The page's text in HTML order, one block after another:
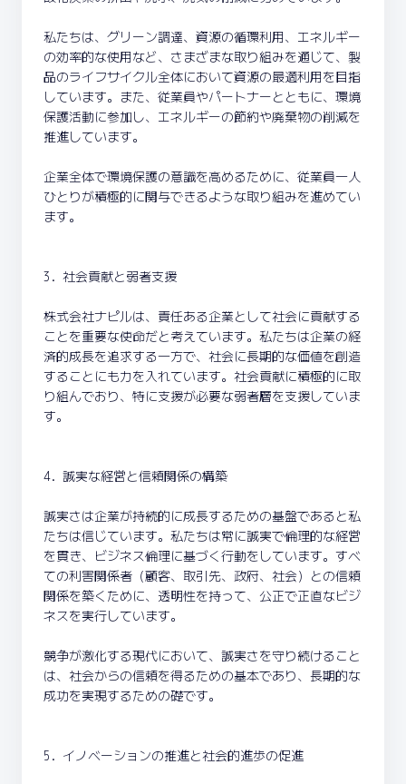
私たちは、グリーン調達、資源の循環利用、エネルギー
の効率的な使用など、さまざまな取り組みを通じて、製
品のライフサイクル全体において資源の最適利用を目指
しています。また、従業員やパートナーとともに、環境
保護活動に参加し、エネルギーの節約や廃棄物の削減を
推進しています。
企業全体で環境保護の意識を高めるために、従業員一人
ひとりが積極的に関与できるような取り組みを進めてい
ます。
3. 社会貢献と弱者支援
株式会社ナピルは、責任ある企業として社会に貢献する
ことを重要な使命だと考えています。私たちは企業の経
済的成長を追求する一方で、社会に長期的な価値を創造
することにも力を入れています。社会貢献に積極的に取
り組んでおり、特に支援が必要な弱者層を支援していま
す。
4. 誠実な経営と信頼関係の構築
誠実さは企業が持続的に成長するための基盤であると私
たちは信じています。私たちは常に誠実で倫理的な経営
を貫き、ビジネス倫理に基づく行動をしています。すべ
ての利害関係者（顧客、取引先、政府、社会）との信頼
関係を築くために、透明性を持って、公正で正直なビジ
ネスを実行しています。
競争が激化する現代において、誠実さを守り続けること
は、社会からの信頼を得るための基本であり、長期的な
成功を実現するための礎です。
5. イノベーションの推進と社会的進歩の促進